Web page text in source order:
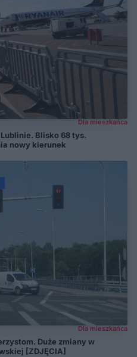
Dla mieszkańca
Blisko 68 tys.
nowy kierunek
Dla mieszkańca
Duże zmiany w
[ZDJĘCIA]